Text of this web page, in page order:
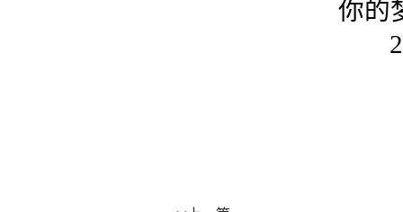
你的